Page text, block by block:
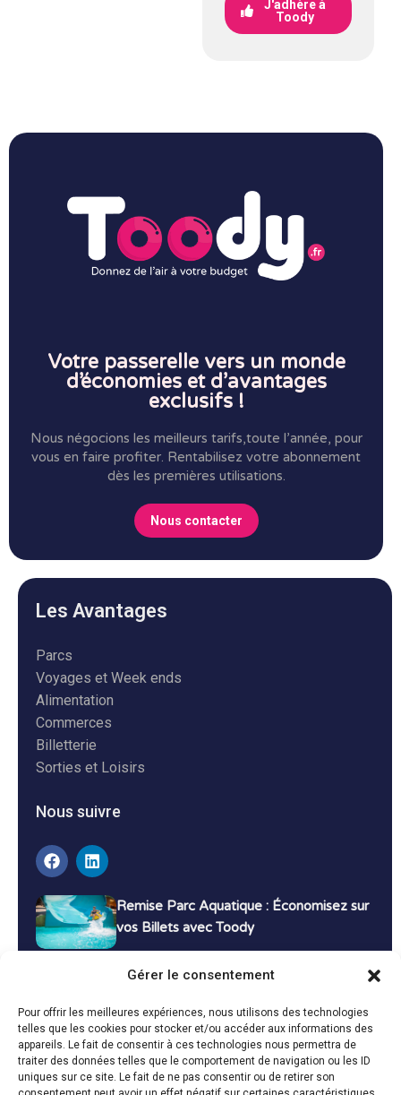
Gérer le consentement
Pour offrir les meilleures expériences, nous utilisons des technologies
telles que les cookies pour stocker et/ou accéder aux informations des
appareils. Le fait de consentir à ces technologies nous permettra de
traiter des données telles que le comportement de navigation ou les ID
uniques sur ce site. Le fait de ne pas consentir ou de retirer son
J'adhère à
Toody
Votre passerelle vers un monde
d’économies et d’avantages
exclusifs !
Nous négocions les meilleurs tarifs,toute l’année, pour
vous en faire profiter. Rentabilisez votre abonnement
dès les premières utilisations.
Nous contacter
Les Avantages
Parcs
Voyages et Week ends
Alimentation
Commerces
Billetterie
Sorties et Loisirs
Nous suivre
Remise Parc Aquatique : Économisez sur
vos Billets avec Toody
Bons Plans Voyage : Économisez sur vos
Vacances avec Toody
13 décembre 2024 Bon plans